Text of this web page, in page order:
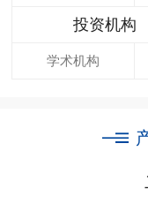
投资机构
学术机构